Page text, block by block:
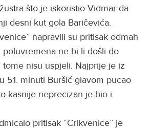
što je iskoristio Vidmar da
desni kut gola Baričevića.
napravili su pritisak odmah
ne bi li došli do
tome nisu uspjeli. Najprije je iz
51. minuti Buršić glavom pucao
kasnije neprecizan je bio i
pritisak “Crikvenice” je